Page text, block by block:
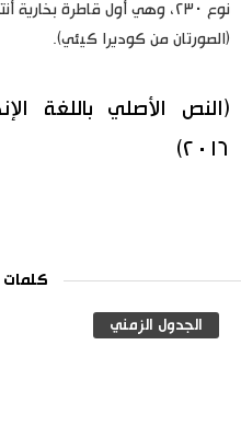
نوع ٢٣٠، وهي أول قاطرة
(الصورتان من كوديرا كيئي).
٢٠١٦)
كلمات
الجدول الزمني